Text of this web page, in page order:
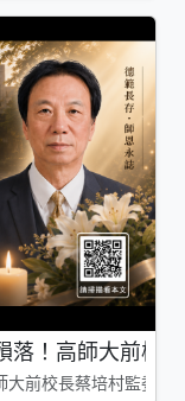
落！高師大前校
大前校長蔡培村監委